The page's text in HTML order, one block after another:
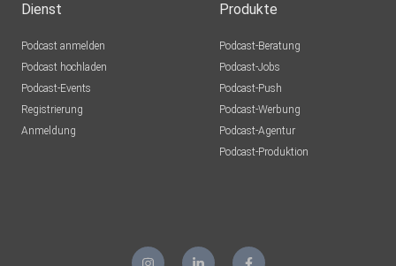
⸻
Dienst
Podcast anmelden
Podcast hochladen
Podcast-Events
Registrierung
Anmeldung
Produkte
Podcast-Beratung
Podcast-Jobs
Podcast-Push
Podcast-Werbung
Podcast-Agentur
Podcast-Produktion